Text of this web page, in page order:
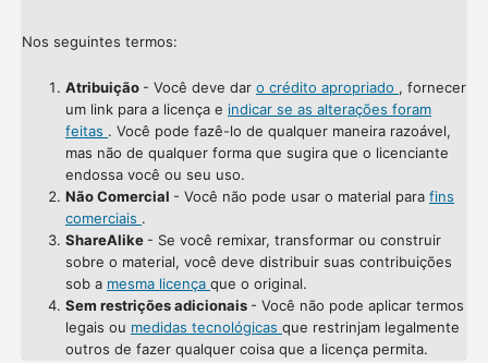
Nos seguintes termos:
Atribuição - Você deve dar o crédito apropriado , fornecer
um link para a licença e indicar se as alterações foram
feitas . Você pode fazê-lo de qualquer maneira razoável,
mas não de qualquer forma que sugira que o licenciante
endossa você ou seu uso.
Não Comercial - Você não pode usar o material para fins
comerciais .
ShareAlike - Se você remixar, transformar ou construir
sobre o material, você deve distribuir suas contribuições
sob a mesma licença que o original.
Sem restrições adicionais - Você não pode aplicar termos
legais ou medidas tecnológicas que restrinjam legalmente
outros de fazer qualquer coisa que a licença permita.